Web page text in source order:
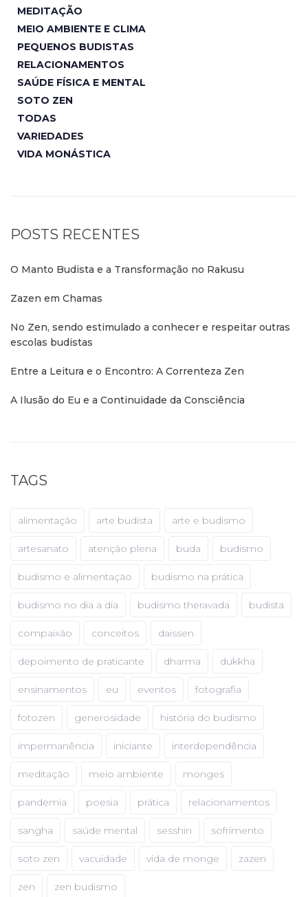
MEDITAÇÃO
MEIO AMBIENTE E CLIMA
PEQUENOS BUDISTAS
RELACIONAMENTOS
SAÚDE FÍSICA E MENTAL
SOTO ZEN
TODAS
VARIEDADES
VIDA MONÁSTICA
POSTS RECENTES
O Manto Budista e a Transformação no Rakusu
Zazen em Chamas
No Zen, sendo estimulado a conhecer e respeitar outras
escolas budistas
Entre a Leitura e o Encontro: A Correnteza Zen
A Ilusão do Eu e a Continuidade da Consciência
TAGS
alimentação arte budista arte e budismo
artesanato atenção plena buda budismo
budismo e alimentação budismo na prática
budismo no dia a dia budismo theravada budista
compaixão conceitos daissen
depoimento de praticante dharma dukkha
ensinamentos eu eventos fotografia
fotozen generosidade história do budismo
impermanência iniciante interdependência
meditação meio ambiente monges
pandemia poesia prática relacionamentos
sangha saúde mental sesshin sofrimento
soto zen vacuidade vida de monge zazen
zen zen budismo